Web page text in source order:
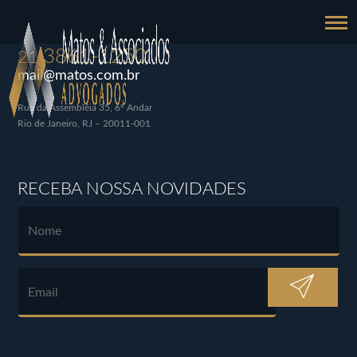
213861-1250
mail@matos.com.br
Rua da Assembléia 35, 6º Andar
Rio de Janeiro, RJ – 20011-001
RECEBA NOSSA NOVIDADES